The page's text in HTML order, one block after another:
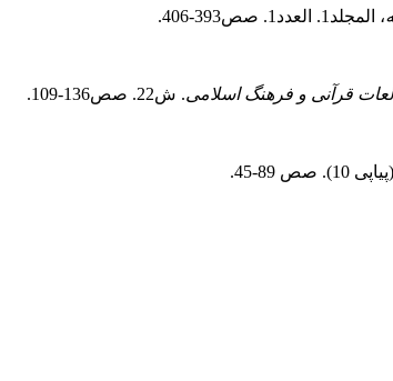
، المجلد1. العدد1. صص393-406.
قرآنی و فرهنگ اسلامی. ش22. صص136-109.